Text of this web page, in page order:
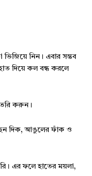
ভিজিয়ে নিন। এবার সম্ভব
দিয়ে কল বন্ধ করলে
করুন।
দিক, আঙুলের ফাঁক ও
এর ফলে হাতের ময়লা,